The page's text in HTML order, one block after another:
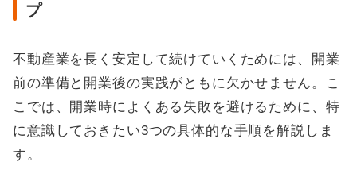
プ
不動産業を長く安定して続けていくためには、開業
前の準備と開業後の実践がともに欠かせません。こ
こでは、開業時によくある失敗を避けるために、特
に意識しておきたい3つの具体的な手順を解説しま
す。